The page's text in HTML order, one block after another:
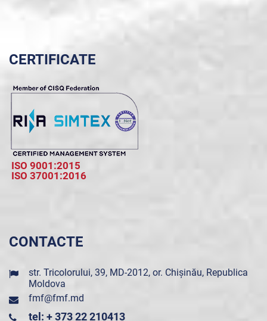
CERTIFICATE
ISO 9001:2015
ISO 37001:2016
CONTACTE
str. Tricolorului, 39, MD-2012, or. Chișinău, Republica
Moldova
fmf@fmf.md
tel: + 373 22 210413